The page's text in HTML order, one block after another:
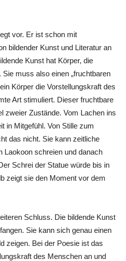
vor. Er ist schon mit
bildender Kunst und Literatur an
Kunst hat Körper, die
muss also einen „fruchtbaren
Körper die Vorstellungskraft des
Art stimuliert. Dieser fruchtbare
zweier Zustände. Vom Lachen ins
in Mitgefühl. Von Stille zum
das nicht. Sie kann zeitliche
Laokoon schreien und danach
Schrei der Statue würde bis in
zeigt sie den Moment vor dem
Schluss. Die bildende Kunst
Sie kann sich genau einen
zeigen. Bei der Poesie ist das
des Menschen an und